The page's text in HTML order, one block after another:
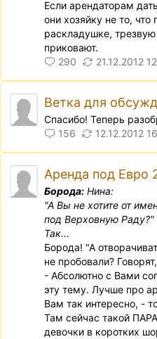
Если арендаторам
они хозяйку не то, что
раскладушке,
приковают.
290
21.12.2012
Ветка для
Спасибо! Теперь
156
12.12.2012
Аренда под Евро
Борода: Нина:
"А Вы не хотите от
под Верховную Раду?"
Так...
Борода! "А
не пробовали?
- Абсолютно с Вами
эту тему. Лучше про
Вам так интересно, -
Там сейчас такой
девочки в коротких